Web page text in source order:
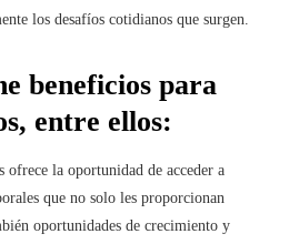
los desafíos cotidianos que surgen.
beneficios para
entre ellos:
la oportunidad de acceder a
que no solo les proporcionan
oportunidades de crecimiento y